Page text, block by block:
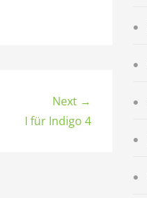
Next →
I für Indigo 4